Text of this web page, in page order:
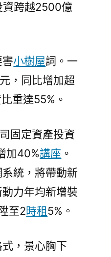
資跨越2500億
害小樹屋詞。一
，同比增加超
重達55%。
固定資產投資
加40%講座 。
統，將帶動新
力年均新增裝
至2時租5%。
，景心胸下